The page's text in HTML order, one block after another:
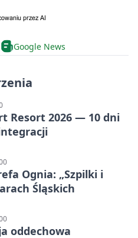
Google News
Resort 2026 — 10 dni
Ognia: „Szpilki i
Śląskich
oddechowa